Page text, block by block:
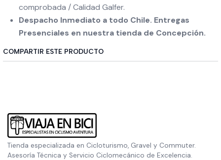
comprobada / Calidad Galfer.
Despacho Inmediato a todo Chile. Entregas
Presenciales en nuestra tienda de Concepción.
COMPARTIR ESTE PRODUCTO
Tienda especializada en Cicloturismo, Gravel y Commuter.
Asesoría Técnica y Servicio Ciclomecánico de Excelencia.